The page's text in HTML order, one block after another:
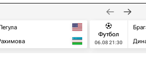
Футбол
06.08 21:30